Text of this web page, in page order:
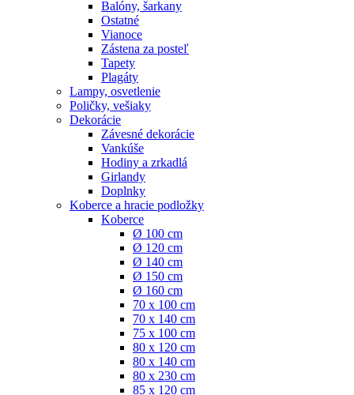
Balóny, šarkany
Ostatné
Vianoce
Zástena za posteľ
Tapety
Plagáty
Lampy, osvetlenie
Poličky, vešiaky
Dekorácie
Závesné dekorácie
Vankúše
Hodiny a zrkadlá
Girlandy
Doplnky
Koberce a hracie podložky
Koberce
Ø 100 cm
Ø 120 cm
Ø 140 cm
Ø 150 cm
Ø 160 cm
70 x 100 cm
70 x 140 cm
75 x 100 cm
80 x 120 cm
80 x 140 cm
80 x 230 cm
85 x 120 cm